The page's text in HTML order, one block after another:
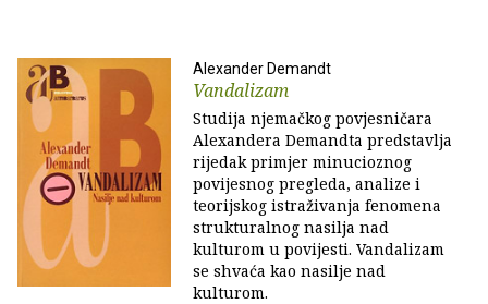
Alexander Demandt
Vandalizam
Studija njemačkog povjesničara
Alexandera Demandta predstavlja
rijedak primjer minucioznog
povijesnog pregleda, analize i
teorijskog istraživanja fenomena
strukturalnog nasilja nad
kulturom u povijesti. Vandalizam
se shvaća kao nasilje nad
kulturom.